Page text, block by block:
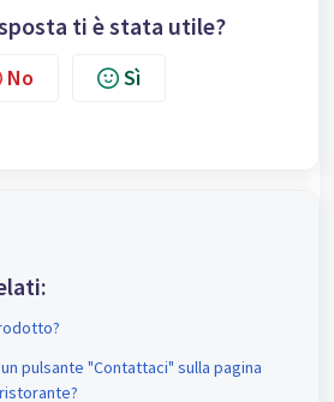
ti è stata utile?
No Sì
pulsante "Contattaci" sulla pagina